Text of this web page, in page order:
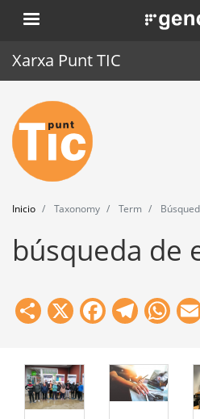
al
. Obre en
Xarxa Punt TIC
Inicio
Punt TIC
Actualidad
Agenda
Formación
Herramientas
Inicio Taxonomy Term
búsqueda de
Share
X